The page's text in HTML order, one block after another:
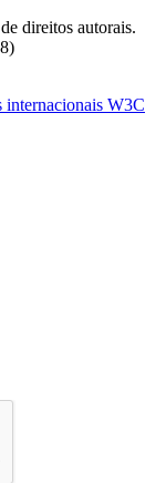
direitos autorais.